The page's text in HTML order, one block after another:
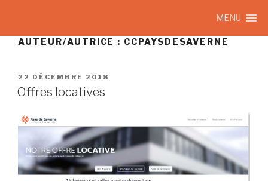
MENU
AUTEUR/AUTRICE : CCPAYSDESAVERNE
22 DÉCEMBRE 2018
Offres locatives